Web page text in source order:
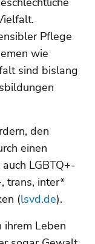
Pflege
wie
sind bislang
den
einen
LGBTQ+-
trans, inter*
(lsvd.de).
ihrem Leben